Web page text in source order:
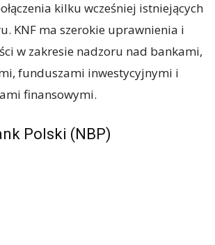
kilku wcześniej istniejących
KNF ma szerokie uprawnienia i
w zakresie nadzoru nad bankami,
funduszami inwestycyjnymi i
finansowymi.
Polski (NBP)